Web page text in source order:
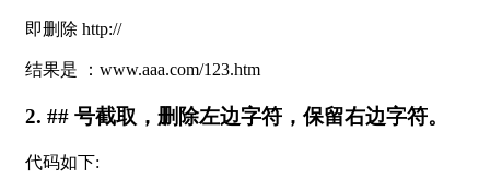
即删除 http://
结果是 ：www.aaa.com/123.htm
2. ## 号截取，删除左边字符，保留右边字符。
代码如下: